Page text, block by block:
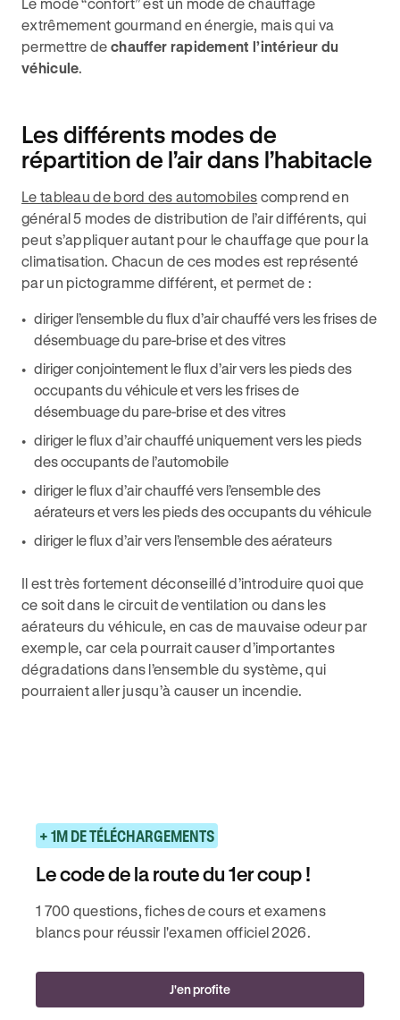
extrêmement gourmand en énergie, mais qui va
permettre de chauffer rapidement l’intérieur du
véhicule.
Les différents modes de
répartition de l’air dans l’habitacle
Le tableau de bord des automobiles comprend en
général 5 modes de distribution de l’air différents, qui
peut s’appliquer autant pour le chauffage que pour la
climatisation. Chacun de ces modes est représenté
par un pictogramme différent, et permet de :
diriger l’ensemble du flux d’air chauffé vers les frises de
désembuage du pare-brise et des vitres
diriger conjointement le flux d’air vers les pieds des
occupants du véhicule et vers les frises de
désembuage du pare-brise et des vitres
diriger le flux d’air chauffé uniquement vers les pieds
des occupants de l’automobile
diriger le flux d’air chauffé vers l’ensemble des
aérateurs et vers les pieds des occupants du véhicule
diriger le flux d’air vers l’ensemble des aérateurs
Il est très fortement déconseillé d’introduire quoi que
ce soit dans le circuit de ventilation ou dans les
aérateurs du véhicule, en cas de mauvaise odeur par
exemple, car cela pourrait causer d’importantes
dégradations dans l’ensemble du système, qui
pourraient aller jusqu’à causer un incendie.
+ 1M DE TÉLÉCHARGEMENTS
Le code de la route du 1er coup !
1 700 questions, fiches de cours et examens
blancs pour réussir l'examen officiel 2026.
J'en profite